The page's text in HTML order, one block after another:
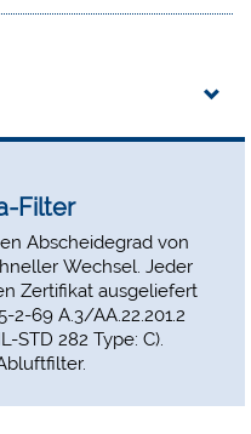
Filter
Abscheidegrad von
Wechsel. Jeder
Zertifikat ausgeliefert
2-69 A.3/AA.22.201.2
STD 282 Type: C).